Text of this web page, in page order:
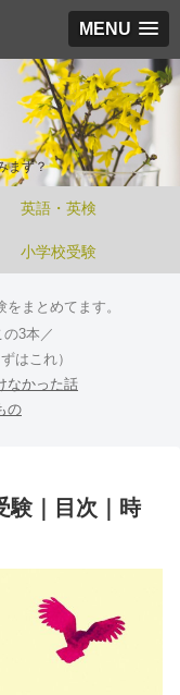
MENU
ます？
英語・英検
小学校受験
まとめてます。
3本／
ずはこれ）
なかった話
の
験｜目次｜時